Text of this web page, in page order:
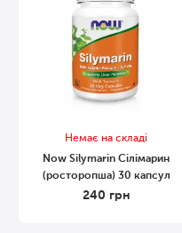
Немає на складі
Now Silymarin Сілімарин
(росторопша) 30 капсул
240 грн